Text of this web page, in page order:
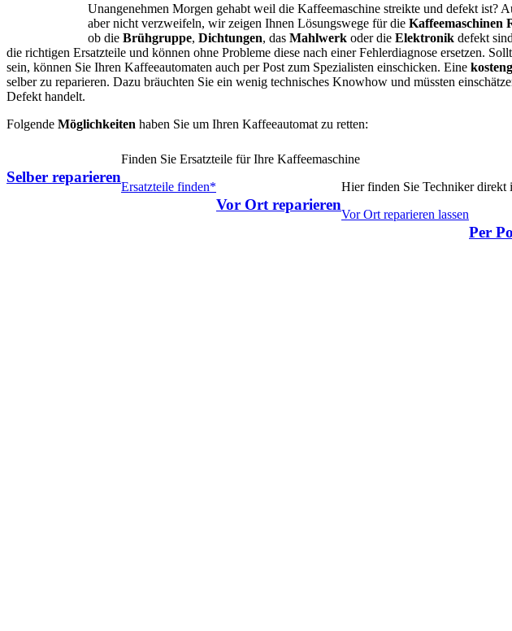
Unangenehmen Morgen gehabt weil die Kaffeemaschine streikte und defekt ist?
aber nicht verzweifeln, wir zeigen Ihnen Lösungswege für die Kaffeemaschinen
ob die Brühgruppe, Dichtungen, das Mahlwerk oder die Elektronik defekt
die richtigen Ersatzteile und können ohne Probleme diese nach einer Fehlerdiagnose ersetzen.
sein, können Sie Ihren Kaffeeautomaten auch per Post zum Spezialisten einschicken. Eine
selber zu reparieren. Dazu bräuchten Sie ein wenig technisches Knowhow und müssten
Defekt handelt.
Folgende Möglichkeiten haben Sie um Ihren Kaffeeautomat zu retten:
Selber reparieren
Finden Sie Ersatzteile für Ihre Kaffeemaschine
Ersatzteile finden*
Vor Ort reparieren
Hier finden Sie Techniker direkt
Vor Ort reparieren lassen
Per